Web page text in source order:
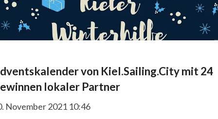
von Kiel.Sailing.City mit 24
lokaler Partner
November 2021 10:46